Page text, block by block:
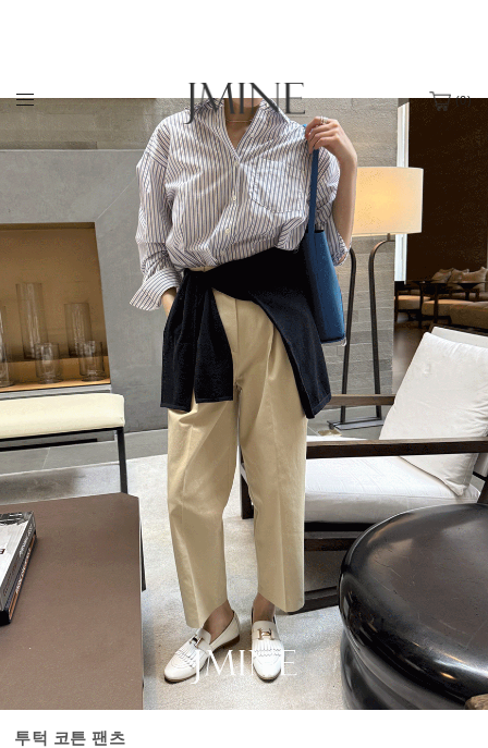
(0)
투턱 코튼 팬츠